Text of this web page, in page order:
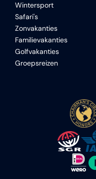
Wintersport
Safari's
Zonvakanties
Familievakanties
Golfvakanties
Groepsreizen